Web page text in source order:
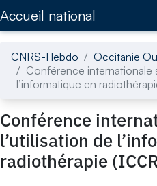
Accueil national
CNRS-Hebdo Occitanie
Conférence internationale
l’informatique en
Conférence
l’utilisation de
radiothérapie